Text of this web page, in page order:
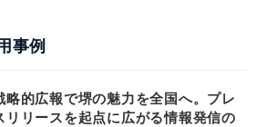
事例
略的広報で堺の魅力を全国へ。プレ
リリースを起点に広がる情報発信の